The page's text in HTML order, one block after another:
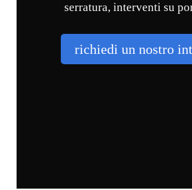
serratura, interventi su
richiedi un nostro